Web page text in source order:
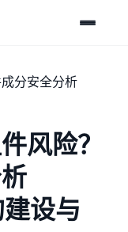
⻛险？
建设与